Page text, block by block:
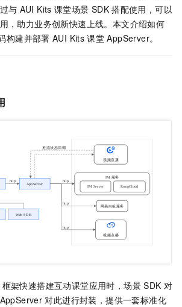
与 AUI Kits 课堂场景 SDK 搭配使用，可以
，助力业务创新快速上线。本文介绍如何
构建并部署 AUI Kits 课堂 AppServer。
框架快速搭建互动课堂应用时，场景 SDK 对
对此进行封装，提供一套标准化